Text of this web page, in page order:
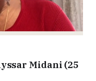
Midani (25